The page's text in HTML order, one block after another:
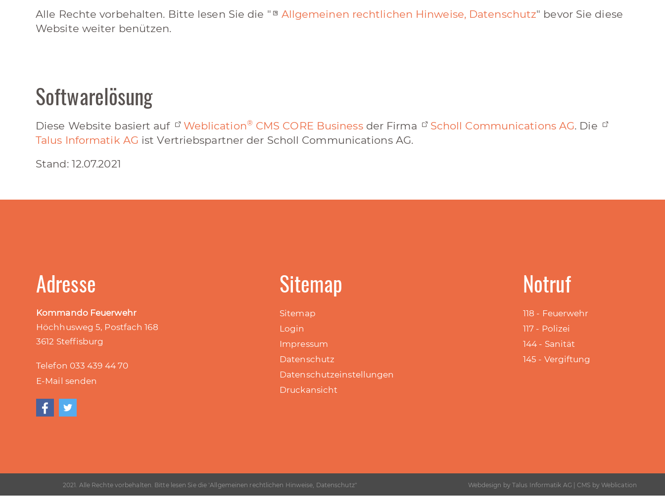
Alle Rechte vorbehalten. Bitte lesen Sie die " Allgemeinen rechtlichen Hinweise, Datenschutz" bevor Sie diese
Website weiter benützen.
Softwarelösung
Diese Website basiert auf Weblication® CMS CORE Businessder Firma Scholl Communications AG. Die
Talus Informatik AG ist Vertriebspartner der Scholl Communications AG.
Stand: 12.07.2021
Adresse
Kommando Feuerwehr
Höchhusweg 5, Postfach 168
3612 Steffisburg
Telefon 033 439 44 70
E-Mail senden
Sitemap
Sitemap
Login
Impressum
Datenschutz
Datenschutzeinstellungen
Druckansicht
Notruf
118 - Feuerwehr
117 - Polizei
144 - Sanität
145 - Vergiftung
2021. Alle Rechte vorbehalten. Bitte lesen Sie die "Allgemeinen rechtlichen Hinweise, Datenschutz"
Webdesign by Talus Informatik AG | CMS by Weblication